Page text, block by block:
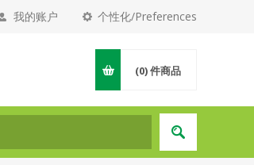
个性化/Preferences
我的账户
(0)件商品